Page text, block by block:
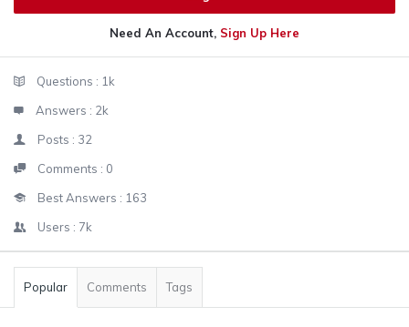
Need An Account, Sign Up Here
StatsQuestions : 1k
Answers : 2k
Posts : 32
Comments : 0
Best Answers : 163
Users : 7k
Popular Comments Tags